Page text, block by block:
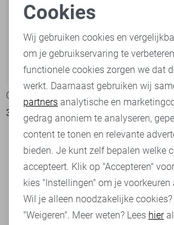
-50%
Cars Jas
35,00
69,99
Cars Vest
Noodzakelijke cookies
Personalisatie cookies
Analytische cookies
Marketing cookies
Cookies
Wij gebruiken cookies en
om je gebruikservaring te
functionele cookies zorgen we dat
werkt. Daarnaast gebruiken wij
partners analytische en
gedrag anoniem te analyseren,
content te tonen en relevante
bieden. Je kunt zelf bepalen welke
accepteert. Klik op "Accepteren"
kies "Instellingen" om je voorkeuren
Wil je alleen noodzakelijke
"Weigeren". Meer weten? Lees hier